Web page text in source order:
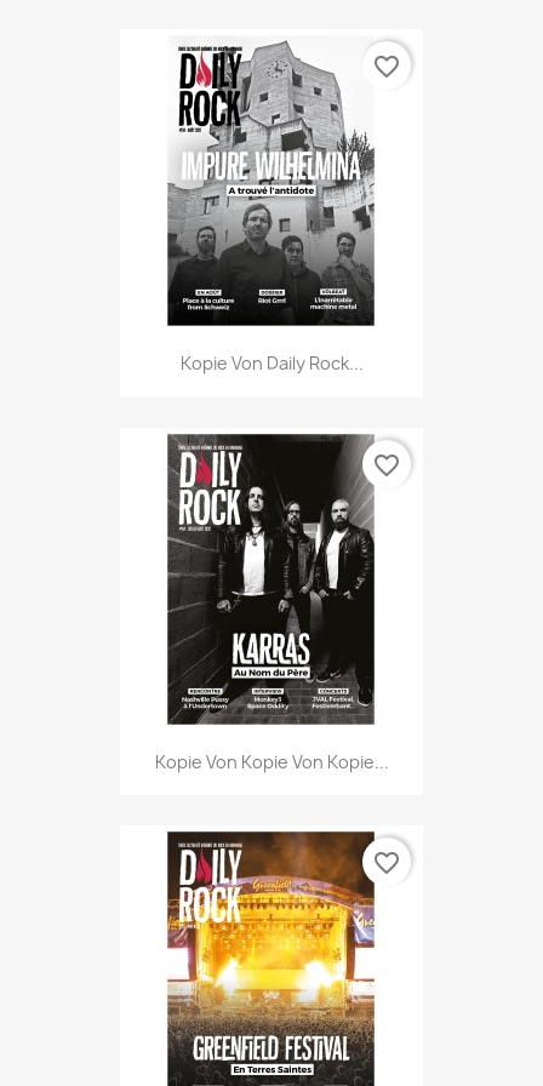
Kopie Von Daily Rock...
favorite_border
Kopie Von Kopie Von Kopie...
favorite_border
favorite_border